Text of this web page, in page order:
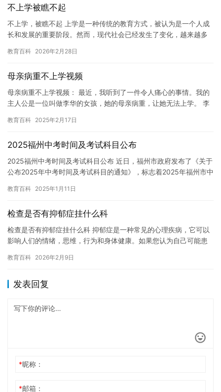
不上学被瞧不起
不上学，被瞧不起 上学是一种传统的教育方式，被认为是一个人成
长和发展的重要阶段。然而，现代社会已经发生了变化，越来越多
人来…
教育百科 2026年2月28日
母亲病重不上学视频
母亲病重不上学视频： 最近，我听到了一件令人痛心的事情。我的
主人公是一位叫做李华的女孩，她的母亲病重，让她无法上学。 李
好…
教育百科 2025年2月17日
2025福州中考时间及考试科目公布
2025福州中考时间及考试科目公布 近日，福州市政府发布了《关于
公布2025年中考时间及考试科目的通知》，标志着2025年福州市中
教育百科 2025年1月11日
检查是否有抑郁症挂什么科
检查是否有抑郁症挂什么科 抑郁症是一种常见的心理疾病，它可以
影响人们的情绪，思维，行为和身体健康。如果您认为自己可能患
挂心…
教育百科 2026年2月9日
发表回复
*昵称：
*邮箱：